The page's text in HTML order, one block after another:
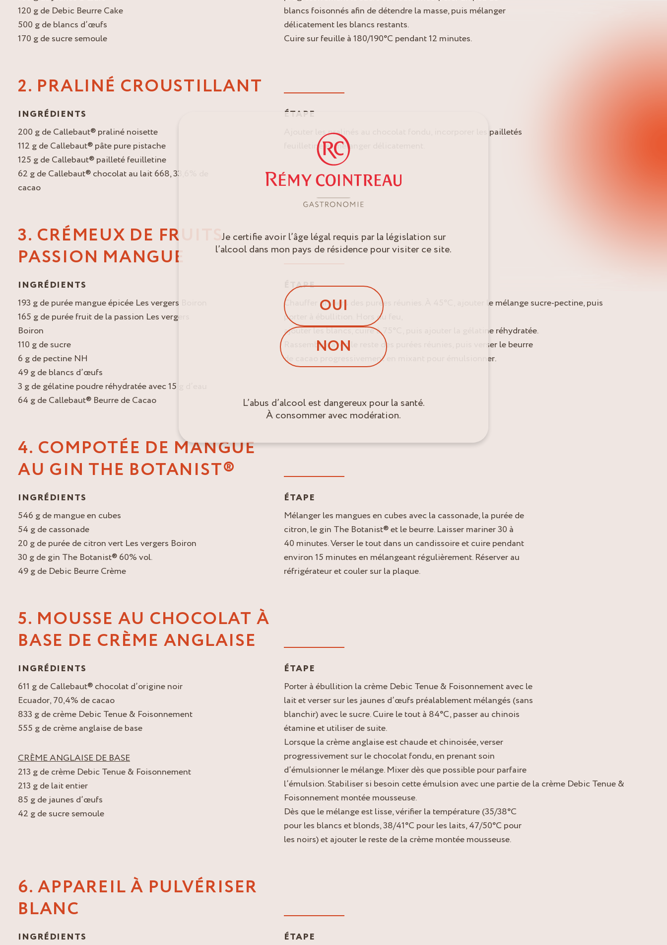
120 g de Debic Beurre Cake
500 g de blancs d’œufs
170 g de sucre semoule
blancs foisonnés afin de détendre la masse, puis mélanger
délicatement les blancs restants.
Cuire sur feuille à 180/190°C pendant 12 minutes.
2. PRALINÉ CROUSTILLANT
INGRÉDIENTS
200 g de Callebaut® praliné noisette
112 g de Callebaut® pâte pure pistache
125 g de Callebaut® pailleté feuilletine
62 g de Callebaut® chocolat au lait 668, 33,6% de
cacao
ÉTAPE
Ajouter les pralinés au chocolat fondu, incorporer les pailletés
feuilletine et mélanger délicatement.
3. CRÉMEUX DE FRUITS
PASSION MANGUE
INGRÉDIENTS
193 g de purée mangue épicée Les vergers Boiron
165 g de purée fruit de la passion Les vergers
Boiron
110 g de sucre
6 g de pectine NH
49 g de blancs d’œufs
3 g de gélatine poudre réhydratée avec 15 g d’eau
64 g de Callebaut® Beurre de Cacao
ÉTAPE
Chauffer un tiers des purées réunies. À 45°C, ajouter le mélange sucre-pectine, puis
porter à ébullition. Hors du feu,
ajouter les blancs, cuire à 75°C, puis ajouter la gélatine réhydratée.
Rassembler avec le reste des purées réunies, puis verser le beurre
de cacao progressivement en mixant pour émulsionner.
4. COMPOTÉE DE MANGUE
AU GIN THE BOTANIST®
INGRÉDIENTS
546 g de mangue en cubes
54 g de cassonade
20 g de purée de citron vert Les vergers Boiron
30 g de gin The Botanist® 60% vol.
49 g de Debic Beurre Crème
ÉTAPE
Mélanger les mangues en cubes avec la cassonade, la purée de
citron, le gin The Botanist® et le beurre. Laisser mariner 30 à
40 minutes. Verser le tout dans un candissoire et cuire pendant
environ 15 minutes en mélangeant régulièrement. Réserver au
réfrigérateur et couler sur la plaque.
5. MOUSSE AU CHOCOLAT À
BASE DE CRÈME ANGLAISE
INGRÉDIENTS
611 g de Callebaut® chocolat d’origine noir
Ecuador, 70,4% de cacao
833 g de crème Debic Tenue & Foisonnement
555 g de crème anglaise de base
CRÈME ANGLAISE DE BASE
213 g de crème Debic Tenue & Foisonnement
213 g de lait entier
85 g de jaunes d’œufs
42 g de sucre semoule
ÉTAPE
Porter à ébullition la crème Debic Tenue & Foisonnement avec le
lait et verser sur les jaunes d’œufs préalablement mélangés (sans
blanchir) avec le sucre. Cuire le tout à 84°C, passer au chinois
étamine et utiliser de suite.
Lorsque la crème anglaise est chaude et chinoisée, verser
progressivement sur le chocolat fondu, en prenant soin
d’émulsionner le mélange. Mixer dès que possible pour parfaire
l’émulsion. Stabiliser si besoin cette émulsion avec une partie de la crème Debic Tenue &
Foisonnement montée mousseuse.
Dès que le mélange est lisse, vérifier la température (35/38°C
pour les blancs et blonds, 38/41°C pour les laits, 47/50°C pour
les noirs) et ajouter le reste de la crème montée mousseuse.
6. APPAREIL À PULVÉRISER
BLANC
INGRÉDIENTS ÉTAPE
Je certifie avoir l’âge légal requis par la législation sur
l’alcool dans mon pays de résidence pour visiter ce site.
OUI
NON
L’abus d’alcool est dangereux pour la santé.
À consommer avec modération.